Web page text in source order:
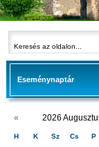
Eseménynaptár
« 2026
H K Sz Cs P